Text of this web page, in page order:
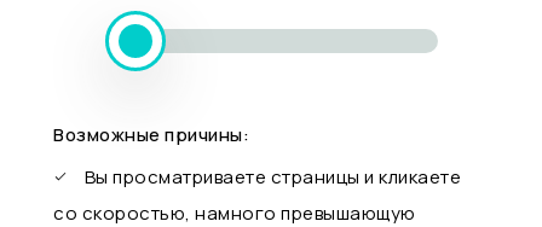
Возможные причины:
Вы просматриваете страницы и кликаете
со скоростью, намного превышающую